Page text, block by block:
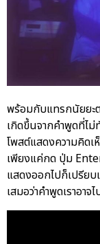
พร้อมกับแทรกนัยยะ
เกิดขึ้นจากคำพูดที่ไ
โพสต์แสดงความคิด
เพียงแค่กด ปุ่ม
แสดงออกไปก็เปรียบ
เสมอว่าคำพูดเราอาจ